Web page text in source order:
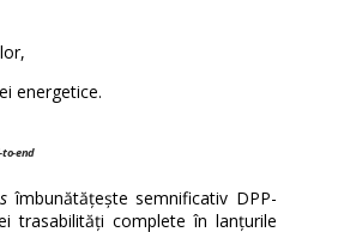
energetice.
to-end
îmbunătățește semnificativ DPP-
trasabilități complete în lanțurile